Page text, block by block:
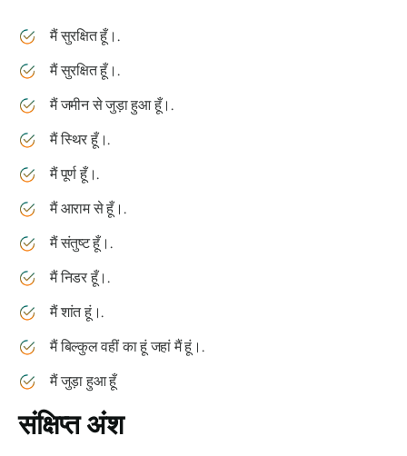
मैं सुरक्षित हूँ।.
मैं सुरक्षित हूँ।.
मैं जमीन से जुड़ा हुआ हूँ।.
मैं स्थिर हूँ।.
मैं पूर्ण हूँ।.
मैं आराम से हूँ।.
मैं संतुष्ट हूँ।.
मैं निडर हूँ।.
मैं शांत हूं।.
मैं बिल्कुल वहीं का हूं जहां मैं हूं।.
मैं जुड़ा हुआ हूँ
संक्षिप्त अंश